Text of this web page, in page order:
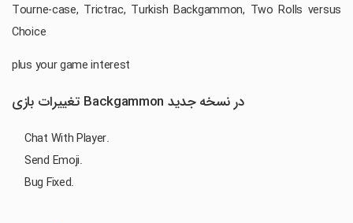
Tourne-case, Trictrac, Turkish Backgammon, Two Rolls versus
Choice
plus your game interest
تغییرات بازی Backgammon در نسخه جدید
Chat With Player.
Send Emoji.
Bug Fixed.